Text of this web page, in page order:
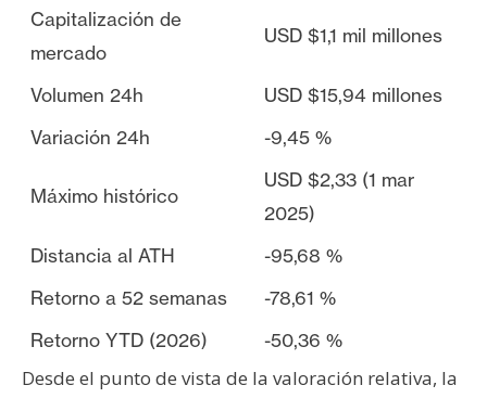
Capitalización de
mercado
USD $1,1 mil millones
Volumen 24h
USD $15,94 millones
Variación 24h
-9,45 %
Máximo histórico
USD $2,33 (1 mar
2025)
Distancia al ATH
-95,68 %
Retorno a 52 semanas
-78,61 %
Retorno YTD (2026)
-50,36 %
Desde el punto de vista de la valoración relativa, la